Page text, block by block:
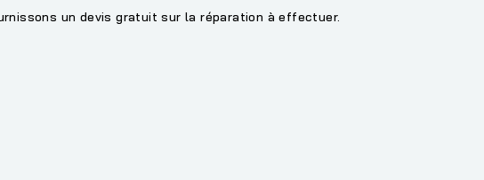
un devis gratuit sur la réparation à effectuer.